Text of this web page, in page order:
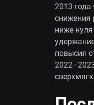
2013
снижения
ниже
повысил